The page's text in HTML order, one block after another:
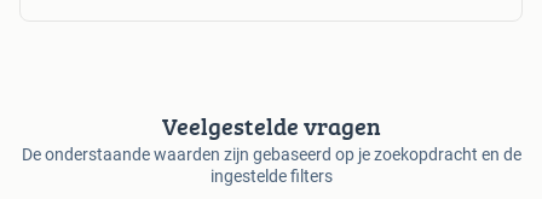
Veelgestelde vragen
De onderstaande waarden zijn gebaseerd op je zoekopdracht en de
ingestelde filters